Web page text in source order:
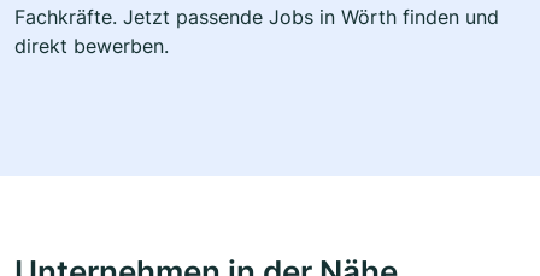
Fachkräfte. Jetzt passende Jobs in Wörth finden und
direkt bewerben.